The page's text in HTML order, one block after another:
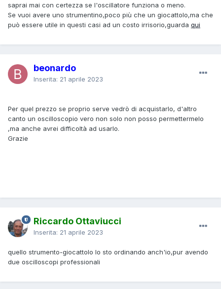
saprai mai con certezza se l'oscillatore funziona o meno.
Se vuoi avere uno strumentino,poco più che un giocattolo,ma che
può essere utile in questi casi ad un costo irrisorio,guarda qui
beonardo
Inserita: 21 aprile 2023
Per quel prezzo se proprio serve vedrò di acquistarlo, d'altro
canto un oscilloscopio vero non solo non posso permettermelo
,ma anche avrei difficoltà ad usarlo.
Grazie
Riccardo Ottaviucci
Inserita: 21 aprile 2023
quello strumento-giocattolo lo sto ordinando anch'io,pur avendo
due oscilloscopi professionali